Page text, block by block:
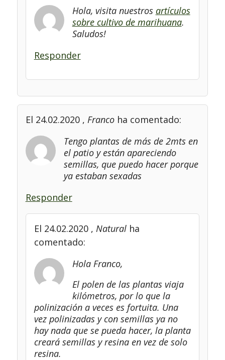
Hola, visita nuestros artículos
sobre cultivo de marihuana.
Saludos!
Responder
El 24.02.2020 , Franco ha comentado:
Tengo plantas de más de 2mts en
el patio y están apareciendo
semillas, que puedo hacer porque
ya estaban sexadas
Responder
El 24.02.2020 , Natural ha
comentado:
Hola Franco,
El polen de las plantas viaja
kilómetros, por lo que la
polinización a veces es fortuita. Una
vez polinizadas y con semillas ya no
hay nada que se pueda hacer, la planta
creará semillas y resina en vez de solo
resina.